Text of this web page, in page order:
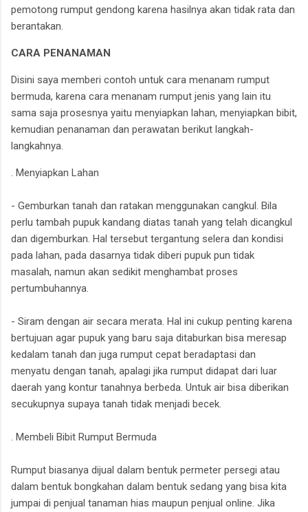
pemotong rumput gendong karena hasilnya akan tidak rata dan
berantakan.
CARA PENANAMAN
Disini saya memberi contoh untuk cara menanam rumput
bermuda, karena cara menanam rumput jenis yang lain itu
sama saja prosesnya yaitu menyiapkan lahan, menyiapkan bibit,
kemudian penanaman dan perawatan berikut langkah-
langkahnya.
. Menyiapkan Lahan
- Gemburkan tanah dan ratakan menggunakan cangkul. Bila
perlu tambah pupuk kandang diatas tanah yang telah dicangkul
dan digemburkan. Hal tersebut tergantung selera dan kondisi
pada lahan, pada dasarnya tidak diberi pupuk pun tidak
masalah, namun akan sedikit menghambat proses
pertumbuhannya.
- Siram dengan air secara merata. Hal ini cukup penting karena
bertujuan agar pupuk yang baru saja ditaburkan bisa meresap
kedalam tanah dan juga rumput cepat beradaptasi dan
menyatu dengan tanah, apalagi jika rumput didapat dari luar
daerah yang kontur tanahnya berbeda. Untuk air bisa diberikan
secukupnya supaya tanah tidak menjadi becek.
. Membeli Bibit Rumput Bermuda
Rumput biasanya dijual dalam bentuk permeter persegi atau
dalam bentuk bongkahan dalam bentuk sedang yang bisa kita
jumpai di penjual tanaman hias maupun penjual online. Jika